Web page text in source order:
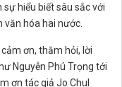
hiểu biết sâu sắc với
văn hóa hai nước.
ơn, thăm hỏi, lời
Nguyễn Phú Trọng tới
ơn tác giả Jo Chul